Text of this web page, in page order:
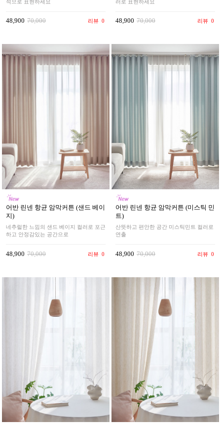
적으로 표현하세요
48,900 70,000 리뷰 0
러로 표현하세요
48,900 70,000 리뷰 0
어반 린넨 항균 암막커튼 (샌드 베이
지)
네추럴한 느낌의 샌드 베이지 컬러로 포근
하고 안정감있는 공간으로
48,900 70,000 리뷰 0
어반 린넨 항균 암막커튼 (미스틱 민
트)
산뜻하고 편안한 공간 미스틱민트 컬러로
연출
48,900 70,000 리뷰 0